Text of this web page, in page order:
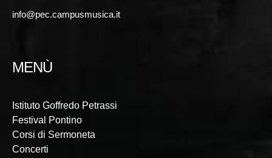
info@pec.campusmusica.it
MENÙ
Istituto Goffredo Petrassi
Festival Pontino
Corsi di Sermoneta
Concerti